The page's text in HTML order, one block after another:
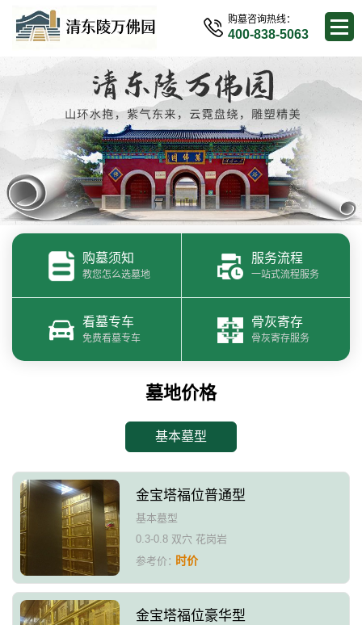
购墓咨询热线：
400-838-5063
购墓须知
教您怎么选墓地
服务流程
一站式流程服务
看墓专车
免费看墓专车
骨灰寄存
骨灰寄存服务
墓地价格
基本墓型
金宝塔福位普通型
基本墓型
0.3-0.8 双穴 花岗岩
参考价：时价
金宝塔福位豪华型